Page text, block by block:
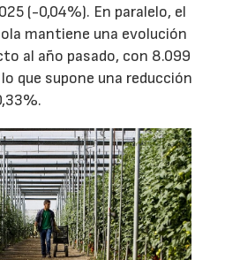
(-0,04%). En paralelo, el
mantiene una evolución
al año pasado, con 8.099
que supone una reducción